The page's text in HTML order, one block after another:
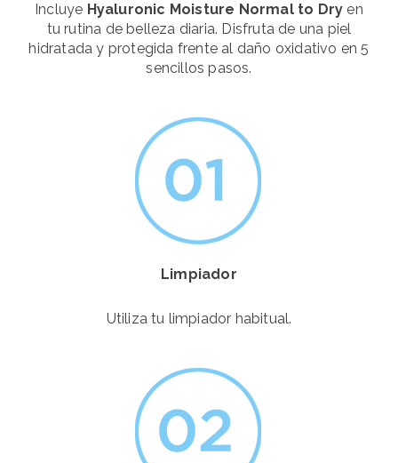
Incluye Hyaluronic Moisture Normal to Dry en
tu rutina de belleza diaria. Disfruta de una piel
hidratada y protegida frente al daño oxidativo en 5
sencillos pasos.
Limpiador
Utiliza tu limpiador habitual.